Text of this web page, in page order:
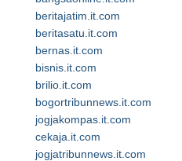
beritajatim.it.com
beritasatu.it.com
bernas.it.com
bisnis.it.com
brilio.it.com
bogortribunnews.it.com
jogjakompas.it.com
cekaja.it.com
jogjatribunnews.it.com